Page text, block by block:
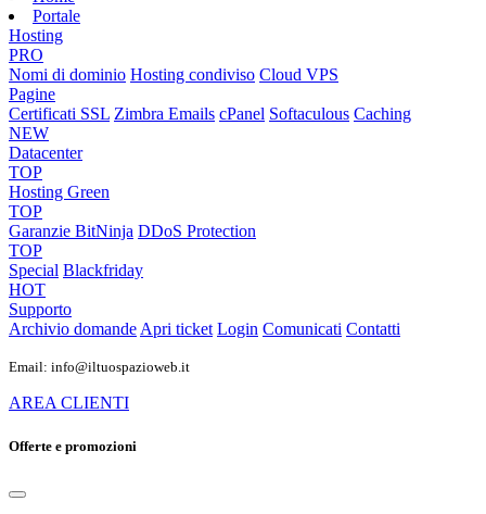
Portale
Hosting
PRO
Nomi di dominio Hosting condiviso Cloud VPS
Pagine
Certificati SSL Zimbra Emails cPanel Softaculous Caching
NEW
Datacenter
TOP
Hosting Green
TOP
Garanzie BitNinja DDoS Protection
TOP
Special Blackfriday
HOT
Supporto
Archivio domandeApri ticket Login Comunicati Contatti
Email: info@iltuospazioweb.it
AREA CLIENTI
Offerte e promozioni